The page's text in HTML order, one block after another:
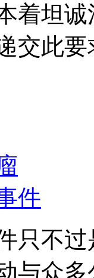
着坦
交此要
件
只不
与众